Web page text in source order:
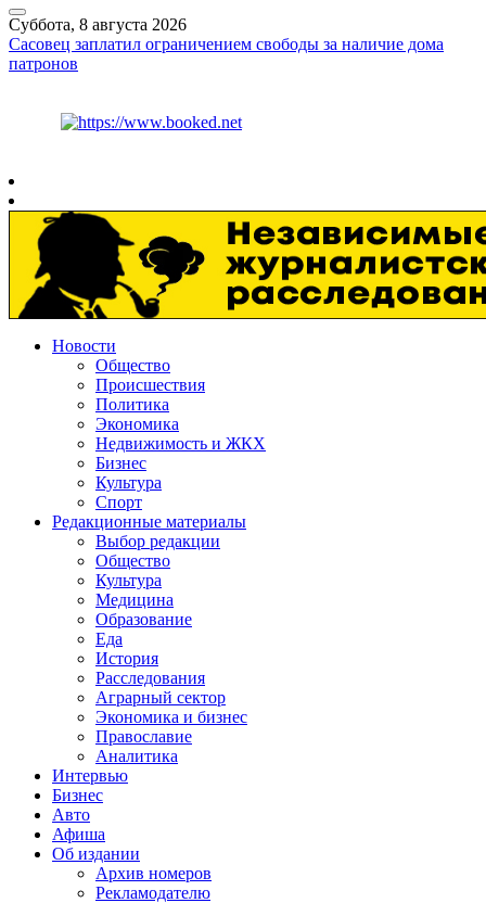
Суббота, 8 августа 2026
Сасовец заплатил ограничением свободы за наличие дома
патронов
Новости
Общество
Происшествия
Политика
Экономика
Недвижимость и ЖКХ
Бизнес
Культура
Спорт
Редакционные материалы
Выбор редакции
Общество
Культура
Медицина
Образование
Еда
История
Расследования
Аграрный сектор
Экономика и бизнес
Православие
Аналитика
Интервью
Бизнес
Авто
Афиша
Об издании
Архив номеров
Рекламодателю